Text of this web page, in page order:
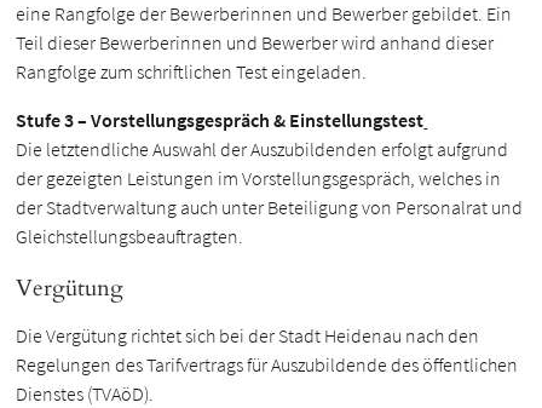
eine Rangfolge der Bewerberinnen und Bewerber gebildet. Ein
Teil dieser Bewerberinnen und Bewerber wird anhand dieser
Rangfolge zum schriftlichen Test eingeladen.
Stufe 3 – Vorstellungsgespräch & Einstellungstest
Die letztendliche Auswahl der Auszubildenden erfolgt aufgrund
der gezeigten Leistungen im Vorstellungsgespräch, welches in
der Stadtverwaltung auch unter Beteiligung von Personalrat und
Gleichstellungsbeauftragten.
Vergütung
Die Vergütung richtet sich bei der Stadt Heidenau nach den
Regelungen des Tarifvertrags für Auszubildende des öffentlichen
Dienstes (TVAöD).